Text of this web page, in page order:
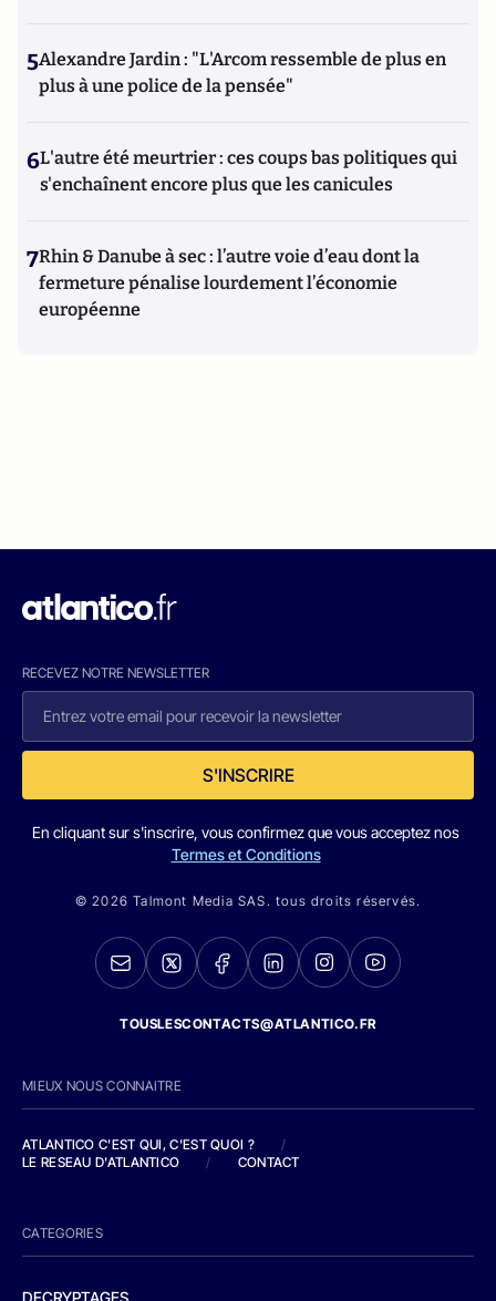
5Alexandre Jardin : "L'Arcom ressemble de plus en
plus à une police de la pensée"
6L'autre été meurtrier : ces coups bas politiques qui
s'enchaînent encore plus que les canicules
7Rhin & Danube à sec : l’autre voie d’eau dont la
fermeture pénalise lourdement l’économie
européenne
RECEVEZ NOTRE NEWSLETTER
S'INSCRIRE
En cliquant sur s'inscrire, vous confirmez que vous acceptez nos
Termes et Conditions
© 2026 Talmont Media SAS. tous droits réservés.
TOUSLESCONTACTS@ATLANTICO.FR
MIEUX NOUS CONNAITRE
ATLANTICO C'EST QUI, C'EST QUOI ?
/
LE RESEAU D'ATLANTICO
/ CONTACT
CATEGORIES
DECRYPTAGES